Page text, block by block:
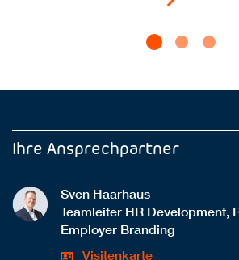
Ihre Ansprechpartner
Sven Haarhaus
Teamleiter HR Development,
Employer Branding
Visitenkarte